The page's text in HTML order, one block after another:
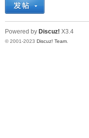
Powered by Discuz! X3.4
© 2001-2023 Discuz! Team.